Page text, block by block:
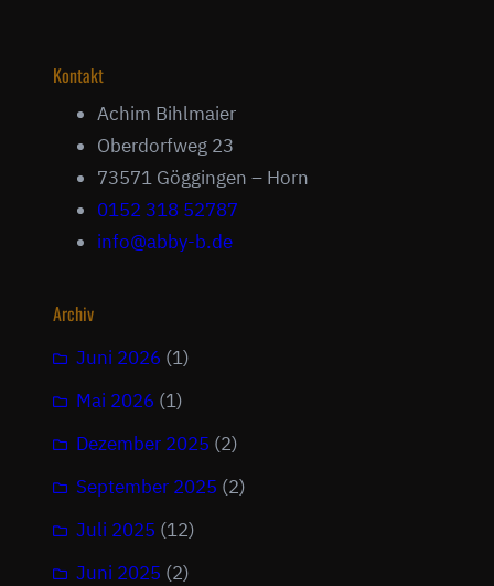
Kontakt
Achim Bihlmaier
Oberdorfweg 23
73571 Göggingen – Horn
0152 318 52787
info@abby-b.de
Archiv
Juni 2026 (1)
Mai 2026 (1)
Dezember 2025 (2)
September 2025 (2)
Juli 2025 (12)
Juni 2025 (2)